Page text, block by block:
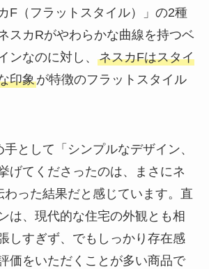
F（フラットスタイル）」の2種
スカRがやわらかな曲線を持つベ
ンなのに対し、 ネスカFはスタイ
印象が特徴のフラットスタイル
として「シンプルなデザイン、
げてくださったのは、まさにネ
わった結果だと感じています。直
は、現代的な住宅の外観とも相
しすぎず、でもしっかり存在感
価をいただくことが多い商品で